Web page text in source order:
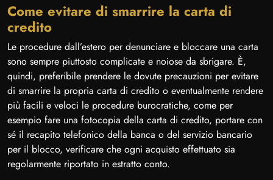
Come evitare di smarrire la carta di
credito
Le procedure dall’estero per denunciare e bloccare una carta
sono sempre piuttosto complicate e noiose da sbrigare. È,
quindi, preferibile prendere le dovute precauzioni per evitare
di smarrire la propria carta di credito o eventualmente rendere
più facili e veloci le procedure burocratiche, come per
esempio fare una fotocopia della carta di credito, portare con
sé il recapito telefonico della banca o del servizio bancario
per il blocco, verificare che ogni acquisto effettuato sia
regolarmente riportato in estratto conto.